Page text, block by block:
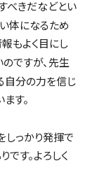
べきだなどとい
体になるため
もよく目にし
ですが、先生
自分の力を信じ
す。
しっかり発揮で
す。よろしく